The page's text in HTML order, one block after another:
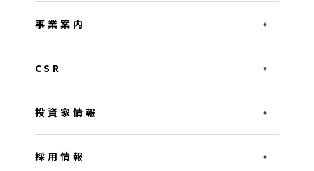
事業案内
CSR
投資家情報
採用情報